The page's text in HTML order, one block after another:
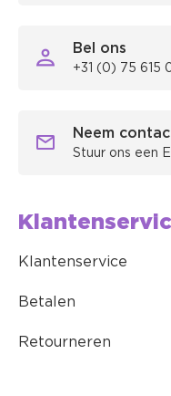
Bel ons
+31 (0) 75 615
Neem
Stuur ons een
Klantenservice
Betalen
Retourneren